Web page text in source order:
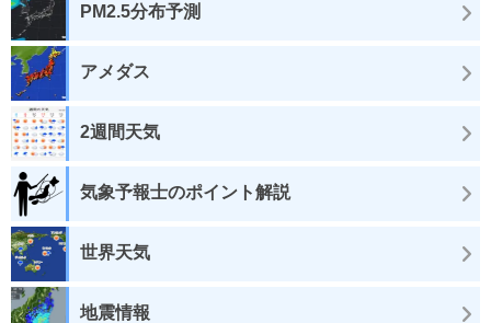
PM2.5分布予測
アメダス
2週間天気
気象予報士のポイント解説
世界天気
地震情報